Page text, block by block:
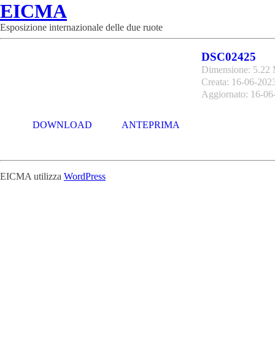
EICMA
Esposizione internazionale delle due ruote
DSC02425
Dimensione: 5.22
Creata: 16-06-
Aggiornato: 16-
DOWNLOAD ANTEPRIMA
EICMA utilizza WordPress